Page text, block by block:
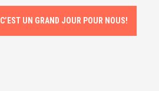
C’EST UN GRAND JOUR POUR NOUS!